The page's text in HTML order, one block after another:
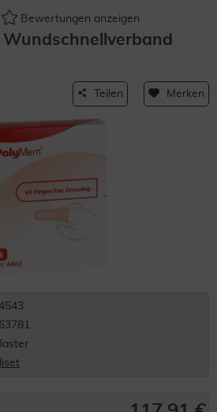
Bewertungen anzeigen
Wundschnellverband
Teilen Merken